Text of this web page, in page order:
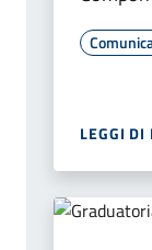
LEGGI DI